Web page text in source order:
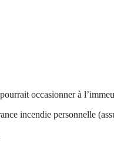
occasionner à
incendie personnelle